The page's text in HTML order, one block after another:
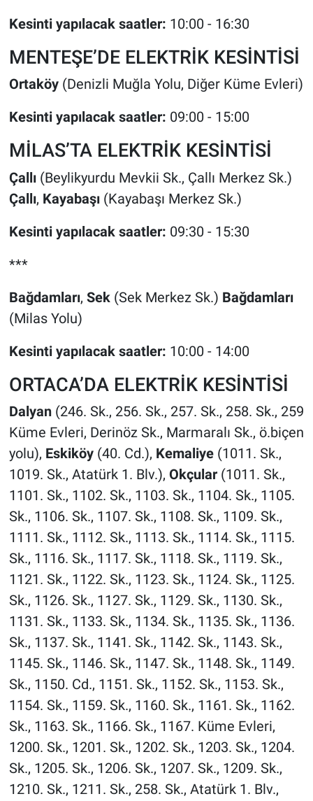
Kesinti yapılacak saatler: 10:00 - 16:30
MENTEŞE’DE ELEKTRİK KESİNTİSİ
Ortaköy(Denizli Muğla Yolu, Diğer Küme Evleri)
Kesinti yapılacak saatler: 09:00 - 15:00
MİLAS’TA ELEKTRİK KESİNTİSİ
Çallı(Beylikyurdu Mevkii Sk., Çallı Merkez Sk.)
Çallı, Kayabaşı(Kayabaşı Merkez Sk.)
Kesinti yapılacak saatler: 09:30 - 15:30
***
Bağdamları, Sek(Sek Merkez Sk.) Bağdamları
(Milas Yolu)
Kesinti yapılacak saatler: 10:00 - 14:00
ORTACA’DA ELEKTRİK KESİNTİSİ
Dalyan(246. Sk., 256. Sk., 257. Sk., 258. Sk., 259
Küme Evleri, Derinöz Sk., Marmaralı Sk., ö.biçen
yolu), Eskiköy(40. Cd.), Kemaliye(1011. Sk.,
1019. Sk., Atatürk 1. Blv.), Okçular(1011. Sk.,
1101. Sk., 1102. Sk., 1103. Sk., 1104. Sk., 1105.
Sk., 1106. Sk., 1107. Sk., 1108. Sk., 1109. Sk.,
1111. Sk., 1112. Sk., 1113. Sk., 1114. Sk., 1115.
Sk., 1116. Sk., 1117. Sk., 1118. Sk., 1119. Sk.,
1121. Sk., 1122. Sk., 1123. Sk., 1124. Sk., 1125.
Sk., 1126. Sk., 1127. Sk., 1129. Sk., 1130. Sk.,
1131. Sk., 1133. Sk., 1134. Sk., 1135. Sk., 1136.
Sk., 1137. Sk., 1141. Sk., 1142. Sk., 1143. Sk.,
1145. Sk., 1146. Sk., 1147. Sk., 1148. Sk., 1149.
Sk., 1150. Cd., 1151. Sk., 1152. Sk., 1153. Sk.,
1154. Sk., 1159. Sk., 1160. Sk., 1161. Sk., 1162.
Sk., 1163. Sk., 1166. Sk., 1167. Küme Evleri,
1200. Sk., 1201. Sk., 1202. Sk., 1203. Sk., 1204.
Sk., 1205. Sk., 1206. Sk., 1207. Sk., 1209. Sk.,
1210. Sk., 1211. Sk., 258. Sk., Atatürk 1. Blv.,